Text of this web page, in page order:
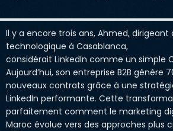
Il y a encore trois ans, Ahmed, dirigeant
technologique à Casablanca,
considérait LinkedIn comme un simple
Aujourd’hui, son entreprise B2B génère
nouveaux contrats grâce à une
LinkedIn performante. Cette
parfaitement comment le marketing
Maroc évolue vers des approches plus